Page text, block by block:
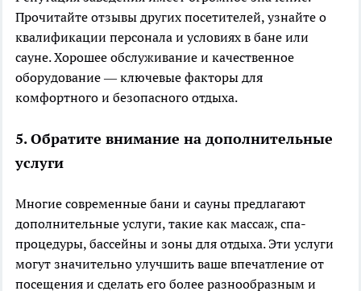
Прочитайте отзывы других посетителей, узнайте о
квалификации персонала и условиях в бане или
сауне. Хорошее обслуживание и качественное
оборудование — ключевые факторы для
комфортного и безопасного отдыха.
5.Обратите внимание на дополнительные
услуги
Многие современные бани и сауны предлагают
дополнительные услуги, такие как массаж, спа-
процедуры, бассейны и зоны для отдыха. Эти услуги
могут значительно улучшить ваше впечатление от
посещения и сделать его более разнообразным и